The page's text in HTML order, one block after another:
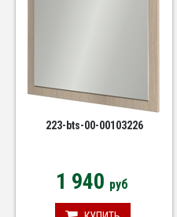
223-bts-00-00103226
1 940 руб